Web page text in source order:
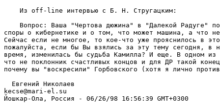
    Из off-line интервью с Б. H. Стругацким:
Вопрос: Ваша "Чертова дюжина" в "Далекой Радуге"
споры о кибернетике и о том, что может машина, а что
Сейчас если не многое, то кое-что уже прояснилось в
пожалуйста, если бы Вы взялись за эту тему сегодня, в
время, изменилась бы судьба Камилла? И еще. В одном
что не поклонник счастливых концов и для ДР такой
почему вы "воскресили" Горбовского (хотя я лично
  Евгений Николаев
kecse@mari-el.su
Йошкар-Ола, Россия - 06/26/98 16:56:39 GMT+0300